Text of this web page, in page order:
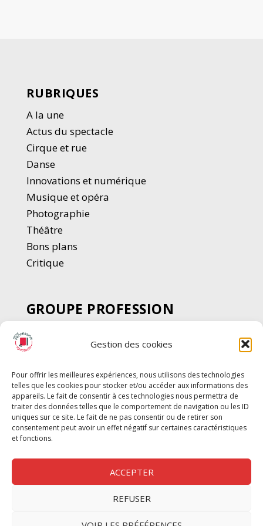
Gestion des cookies
Pour offrir les meilleures expériences, nous utilisons des technologies
telles que les cookies pour stocker et/ou accéder aux informations des
appareils. Le fait de consentir à ces technologies nous permettra de
traiter des données telles que le comportement de navigation ou les ID
uniques sur ce site. Le fait de ne pas consentir ou de retirer son
consentement peut avoir un effet négatif sur certaines caractéristiques
et fonctions.
ACCEPTER
REFUSER
RUBRIQUES
A la une
Actus du spectacle
Cirque et rue
Danse
Innovations et numérique
Musique et opéra
Photographie
Théâtre
Bons plans
Critique
GROUPE PROFESSION
SPECTACLE
Chèque Intermittents
Chèque Compta
Chèque Emploi Spectacle
G-Pods
Profession Audio-visuel
Nous contacter